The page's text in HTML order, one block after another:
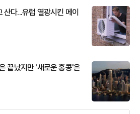
다...유럽 열광시킨 메이
끝났지만 '새로운 홍콩'은